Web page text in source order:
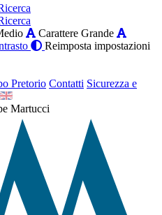
Carattere Grande
Reimposta impostazioni
Pretorio Contatti Sicurezza e
Martucci